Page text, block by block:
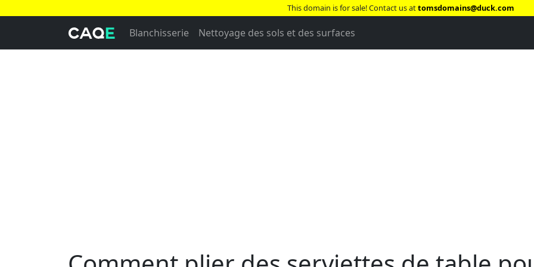
This domain is for sale! Contact us attomsdomains@duck.com
Blanchisserie Nettoyage des sols et des surfaces